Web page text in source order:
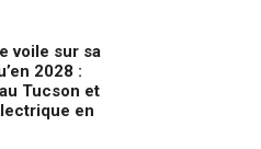
voile sur sa
2028 :
Tucson et
en